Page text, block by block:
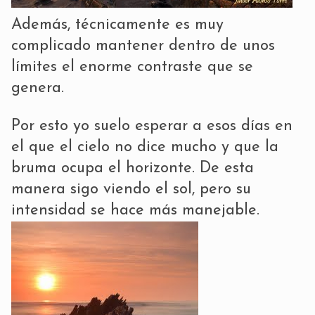
Además, técnicamente es muy
complicado mantener dentro de unos
límites el enorme contraste que se
genera.
Por esto yo suelo esperar a esos días en
el que el cielo no dice mucho y que la
bruma ocupa el horizonte. De esta
manera sigo viendo el sol, pero su
intensidad se hace más manejable.